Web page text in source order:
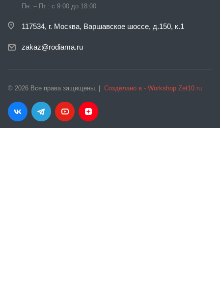
Пн. – Пт.: с 9:00 до 18:00
117534, г. Москва, Варшавское шоссе, д.150, к.1
zakaz@rodiama.ru
© 2026 Все права защищены. | Созделано в - Workshop Zet10.ru